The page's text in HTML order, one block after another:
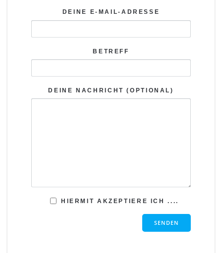
DEINE E-MAIL-ADRESSE
BETREFF
DEINE NACHRICHT (OPTIONAL)
HIERMIT AKZEPTIERE ICH ....